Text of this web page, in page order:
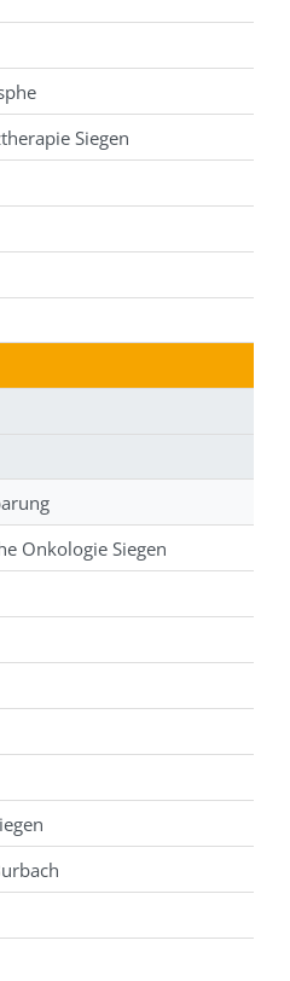
Siegen
Onkologie Siegen